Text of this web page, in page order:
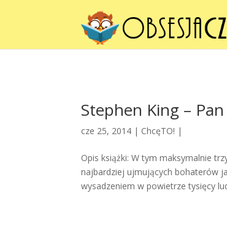
Stephen King –
cze 25, 2014 | ChcęTO! |
Opis książki: W tym maksymalnie
najbardziej ujmujących bohaterów
wysadzeniem w powietrze tysięcy